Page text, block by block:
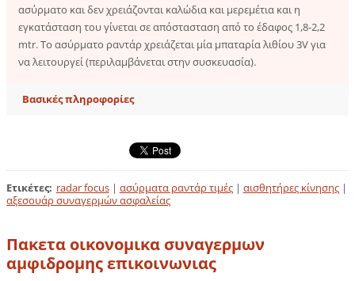
ασύρματο και δεν χρειάζονται καλώδια και μερεμέτια και η
εγκατάσταση του γίνεται σε απόστασταση από το έδαφος 1,8-2,2
mtr. Το ασύρματο ραντάρ χρειάζεται μία μπαταρία λιθίου 3V για
να λειτουργεί (περιλαμβάνεται στην συσκευασία).
Βασικές πληροφορίες
Ετικέτες: radar focus | ασύρματα ραντάρ τιμές | αισθητήρες κίνησης |
αξεσουάρ συναγερμών ασφαλείας
Πακετα οικονομικα συναγερμων
αμφιδρομης επικοινωνιας